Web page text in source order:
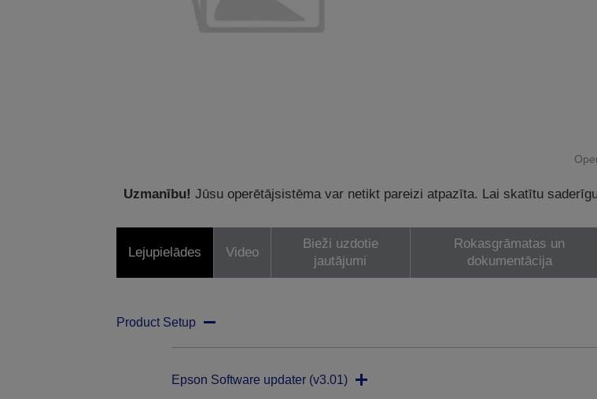
Uzmanību! Jūsu operētājsistēma var netikt pareizi atpazīta. Lai skatītu
Lejupielādes Video
Bieži uzdotie
jautājumi
Rokasgrāmatas un
dokumentācija
Product Setup
Epson Software updater (v3.01)